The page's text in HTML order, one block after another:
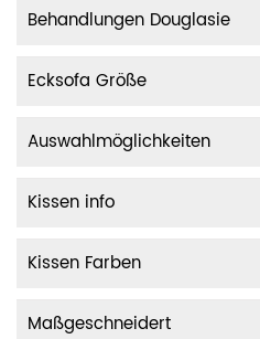
Behandlungen Douglasie
Ecksofa Größe
Auswahlmöglichkeiten
Kissen info
Kissen Farben
Maßgeschneidert